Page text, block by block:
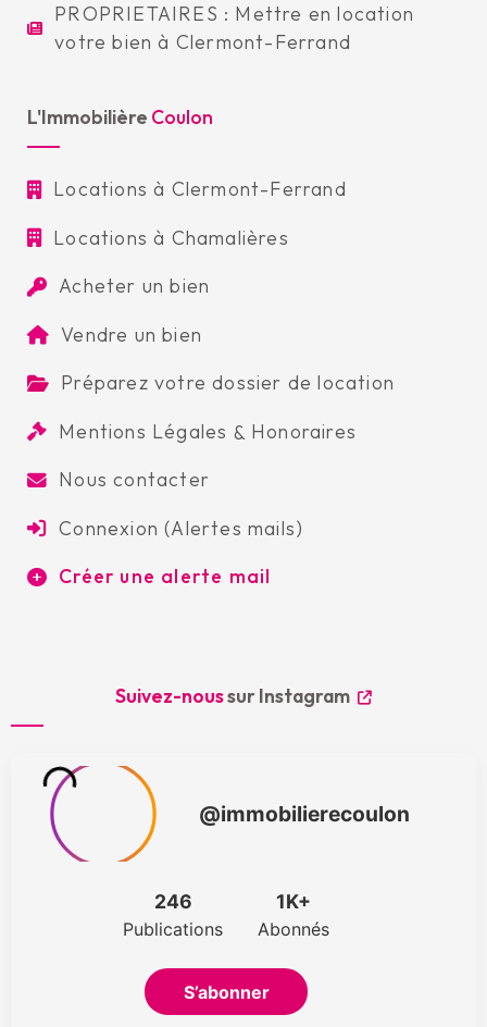
PROPRIETAIRES : Mettre en location
votre bien à Clermont-Ferrand
L'Immobilière Coulon
Locations à Clermont-Ferrand
Locations à Chamalières
Acheter un bien
Vendre un bien
Préparez votre dossier de location
Mentions Légales & Honoraires
Nous contacter
Connexion (Alertes mails)
Créer une alerte mail
Suivez-noussur Instagram